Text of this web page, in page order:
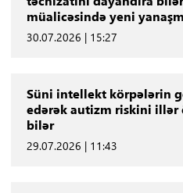
müalicəsində yeni
30.07.2026 | 15:27
Süni intellekt körpələrin
edərək autizm riskini illər
bilər
29.07.2026 | 11:43